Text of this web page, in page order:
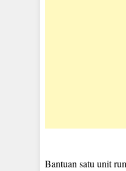
Bantuan satu unit